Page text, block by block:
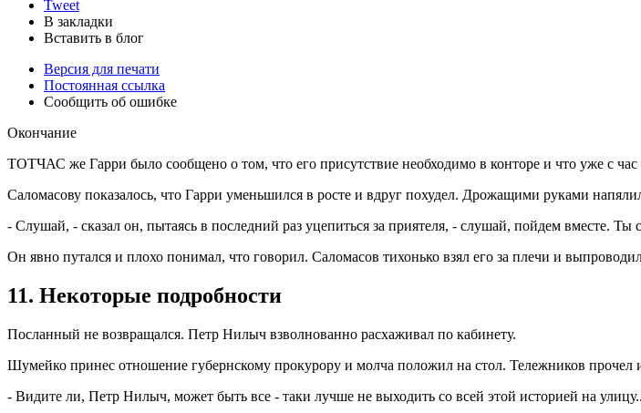
Tweet
В закладки
Вставить в блог
Версия для печати
Постоянная ссылка
Сообщить об ошибке
Окончание
ТОТЧАС же Гарри было сообщено о том, что его присутствие необходимо в конторе и что уже с час
Саломасову показалось, что Гарри уменьшился в росте и вдруг похудел. Дрожащими руками
- Слушай, - сказал он, пытаясь в последний раз уцепиться за приятеля, - слушай, пойдем вместе.
Он явно путался и плохо понимал, что говорил. Саломасов тихонько взял его за плечи и
11. Некоторые подробности
Посланный не возвращался. Петр Нилыч взволнованно расхаживал по кабинету.
Шумейко принес отношение губернскому прокурору и молча положил на стол. Тележников прочел
- Видите ли, Петр Нилыч, может быть все - таки лучше не выходить со всей этой историей на